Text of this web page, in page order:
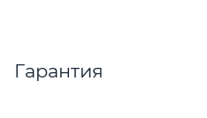
Гарантия